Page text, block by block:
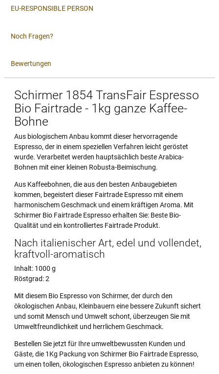
EU-RESPONSIBLE PERSON
Noch Fragen?
Bewertungen
Schirmer 1854 TransFair Espresso
Bio Fairtrade - 1kg ganze Kaffee-
Bohne
Aus biologischem Anbau kommt dieser hervorragende
Espresso, der in einem speziellen Verfahren leicht geröstet
wurde. Verarbeitet werden hauptsächlich beste Arabica-
Bohnen mit einer kleinen Robusta-Beimischung.
Aus Kaffeebohnen, die aus den besten Anbaugebieten
kommen, begeistert dieser Fairtrade Espresso mit einem
harmonischem Geschmack und einem kräftigen Aroma. Mit
Schirmer Bio Fairtrade Espresso erhalten Sie: Beste Bio-
Qualität und ein kontrolliertes Fairtrade Produkt.
Nach italienischer Art, edel und vollendet,
kraftvoll-aromatisch
Inhalt: 1000 g
Röstgrad: 2
Mit diesem Bio Espresso von Schirmer, der durch den
ökologischen Anbau, Kleinbauern eine bessere Zukunft sichert
und somit Mensch und Umwelt schont, überzeugen Sie mit
Umweltfreundlichkeit und herrlichem Geschmack.
Bestellen Sie jetzt für Ihre umweltbewussten Kunden und
Gäste, die 1Kg Packung von Schirmer Bio Fairtrade Espresso,
um einen tollen, ökologischen Espresso anbieten zu können!